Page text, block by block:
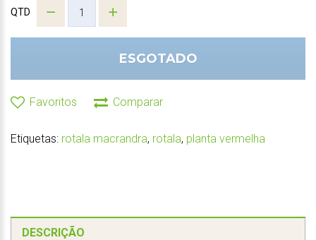
QTD
ESGOTADO
Favoritos Comparar
Etiquetas: rotala macrandra, rotala, planta vermelha
DESCRIÇÃO